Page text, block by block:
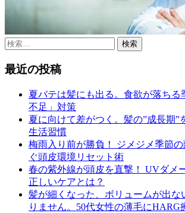
検
最近の投稿
夏バテは髪にも出る。食欲が落ちる
不足」対策
夏に向けて差がつく。髪の”成長期”
生活習慣
梅雨入り前が勝負！ ジメジメ季節
ぐ頭皮環境リセット術
春の紫外線が頭皮を直撃！ UVダメ
正しいケアとは？
髪が細くなった、ボリュームが出な
りません。50代女性の薄毛にHARG